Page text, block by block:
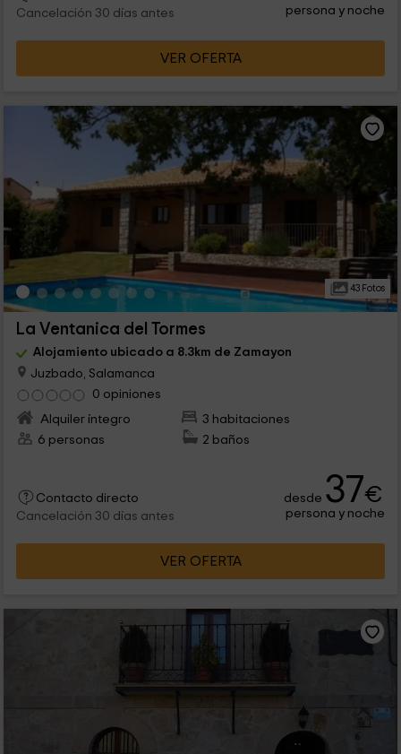
Cancelación 30 días antes
persona y noche
VER OFERTA
43 Fotos
La Ventanica del Tormes
Alojamiento ubicado a 8.3km de Zamayon
Juzbado, Salamanca
0 opiniones
Alquiler íntegro
3 habitaciones
6 personas
2 baños
Contacto directo
Cancelación 30 días antes
desde 37€
persona y noche
VER OFERTA